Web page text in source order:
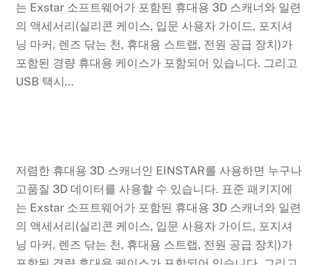
는 Exstar 소프트웨어가 포함된 휴대용 3D 스캐너와 일련
의 액세서리(실리콘 케이스, 입문 사용자 가이드, 포지셔
닝 마커, 렌즈 닦는 천, 휴대용 스트랩, 전원 공급 장치)가
포함된 경량 휴대용 케이스가 포함되어 있습니다. 그리고
USB 택시…
저렴한 휴대용 3D 스캐너인 EINSTAR를 사용하면 누구나
고품질 3D 데이터를 사용할 수 있습니다. 표준 패키지에
는 Exstar 소프트웨어가 포함된 휴대용 3D 스캐너와 일련
의 액세서리(실리콘 케이스, 입문 사용자 가이드, 포지셔
닝 마커, 렌즈 닦는 천, 휴대용 스트랩, 전원 공급 장치)가